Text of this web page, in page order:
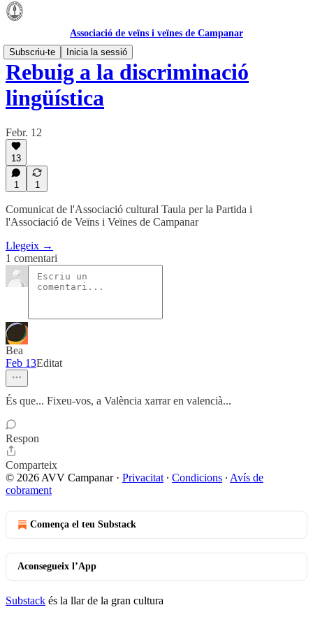
Associació de veïns i veïnes de Campanar
Subscriu-te
Inicia la sessió
Rebuig a la discriminació
lingüística
Febr. 12
13
1 1
Comunicat de l'Associació cultural Taula per la Partida i
l'Associació de Veïns i Veïnes de Campanar
Llegeix →
1 comentari
Bea
Feb 13Editat
És que... Fixeu-vos, a València xarrar en valencià...
Respon
Comparteix
© 2026 AVV Campanar· Privacitat ∙ Condicions ∙ Avís de
cobrament
Comença el teu Substack
Aconsegueix l’App
Substack és la llar de la gran cultura